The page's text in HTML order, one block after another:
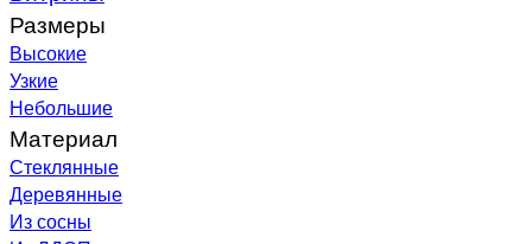
Размеры
Высокие
Узкие
Небольшие
Материал
Стеклянные
Деревянные
Из сосны